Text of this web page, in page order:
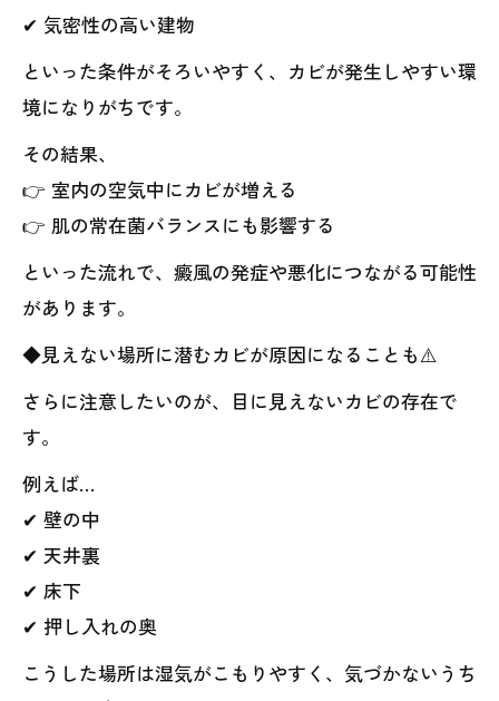
✔ 気密性の高い建物
といった条件がそろいやすく、カビが発生しやすい環
境になりがちです。
その結果、
👉 室内の空気中にカビが増える
👉 肌の常在菌バランスにも影響する
といった流れで、癜風の発症や悪化につながる可能性
があります。
◆見えない場所に潜むカビが原因になることも⚠️
さらに注意したいのが、目に見えないカビの存在で
す。
例えば…
✔ 壁の中
✔ 天井裏
✔ 床下
✔ 押し入れの奥
こうした場所は湿気がこもりやすく、気づかないうち